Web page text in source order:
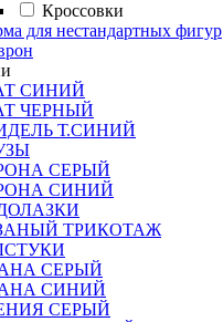
Кроссовки
для нестандартных фигур
СИНИЙ
ЧЕРНЫЙ
Т.СИНИЙ
СЕРЫЙ
СИНИЙ
ТРИКОТАЖ
СЕРЫЙ
СИНИЙ
СЕРЫЙ